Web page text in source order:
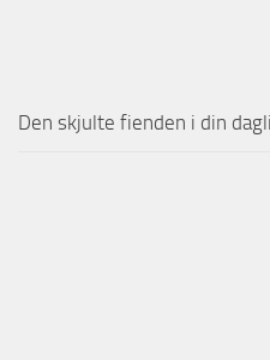
Den skjulte fienden i din